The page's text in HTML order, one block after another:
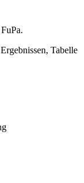
Tabelle